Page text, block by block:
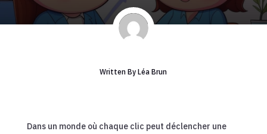
Written ByLéa Brun
Dans un monde où chaque clic peut déclencher une